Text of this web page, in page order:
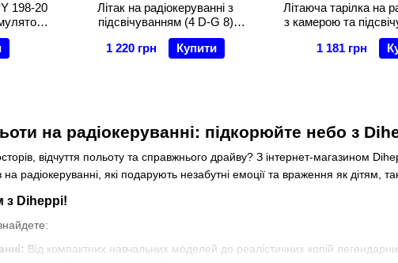
на радіокеруванні: підкорюйте небо з
відчуття польоту та справжнього драйву? З інтернет-магазином
на радіокеруванні, які подарують незабутні емоції та враження як дітям,
з Diheppi!
Від компактних навчальних моделей до реалістичних копій
198-20
Літак на радіокеруванні з
підсвічуванням (4 D-G 8)
акумулятор 3.7V, USB-кабель,
шасі, запасні лопаті, пульт 2.4
1 220 грн Купити
Літаюча тарілка на
з камерою та
X 85 WF)
на 360°, режим
1 181 грн